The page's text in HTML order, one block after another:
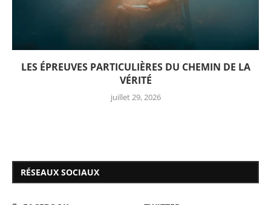
LES ÉPREUVES PARTICULIÈRES DU CHEMIN DE LA
VÉRITÉ
juillet 29, 2026
RÉSEAUX SOCIAUX